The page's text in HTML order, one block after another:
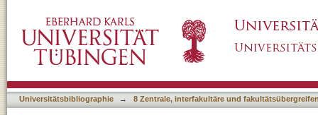
Universitätsbibliographie → 8 Zentrale, interfakultäre und